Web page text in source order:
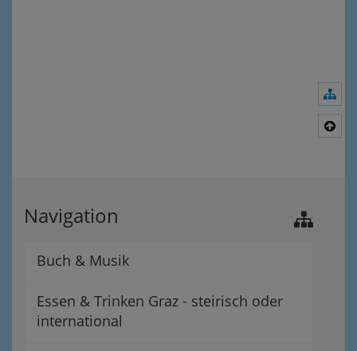
Navigation
Buch & Musik
Essen & Trinken Graz - steirisch oder
international